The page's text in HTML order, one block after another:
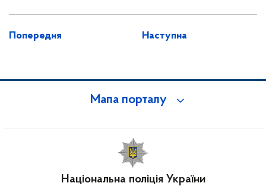
Попередня Наступна
Мапа порталу
Національна поліція України